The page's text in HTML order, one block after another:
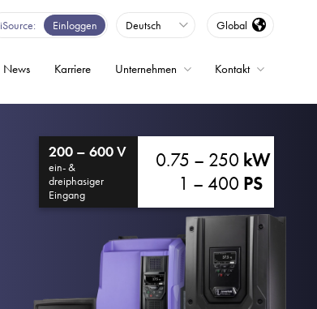
iSource Einloggen Deutsch Global
News Karriere Unternehmen Kontakt
200 – 600 V
ein- &
dreiphasiger
Eingang
0.75 – 250 kW
1 – 400 PS